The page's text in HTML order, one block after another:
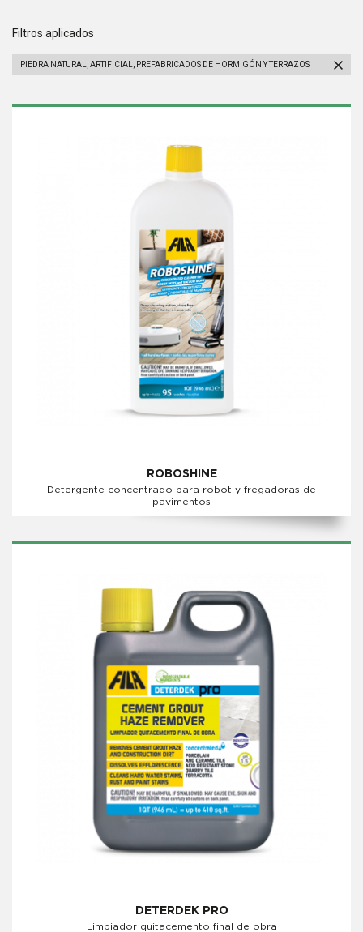
Filtros aplicados
PIEDRA NATURAL, ARTIFICIAL, PREFABRICADOS DE HORMIGÓN Y TERRAZOS
ROBOSHINE
Detergente concentrado para robot y fregadoras de
pavimentos
DETERDEK PRO
Limpiador quitacemento final de obra